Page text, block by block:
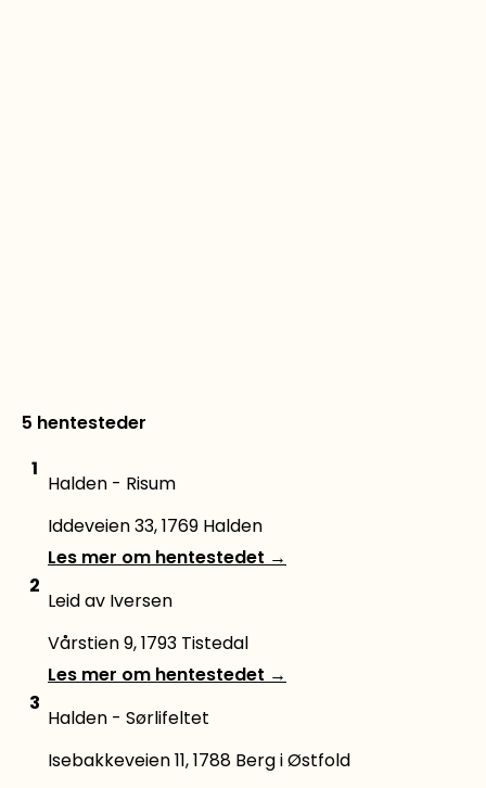
5 hentesteder
1
Halden - Risum
Iddeveien 33, 1769 Halden
Les mer om hentestedet →
2
Leid av Iversen
Vårstien 9, 1793 Tistedal
Les mer om hentestedet →
3
Halden - Sørlifeltet
Isebakkeveien 11, 1788 Berg i Østfold